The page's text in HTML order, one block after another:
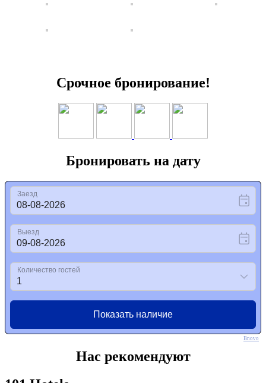
Срочное бронирование!
Бронировать на дату
Bnovo
Нас рекомендуют